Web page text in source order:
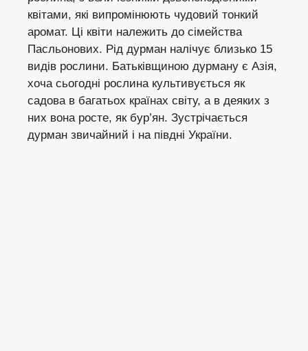
квітами, які випромінюють чудовий тонкий
аромат. Ці квіти належить до сімейства
Пасльонових. Рід дурман налічує близько 15
видів рослини. Батьківщиною дурману є Азія,
хоча сьогодні рослина культивується як
садова в багатьох країнах світу, а в деяких з
них вона росте, як бур’ян. Зустрічається
дурман звичайний і на півдні України.